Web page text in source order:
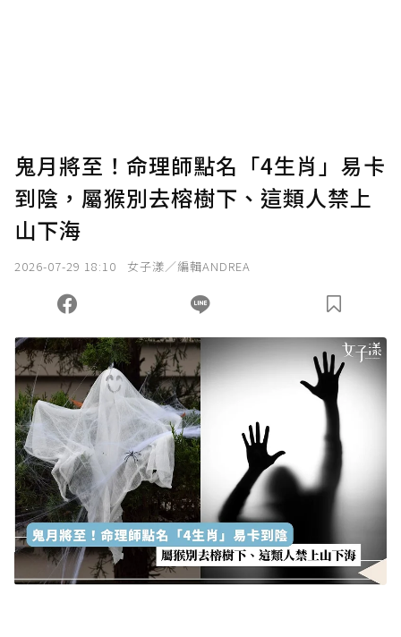
鬼月將至！命理師點名「4生肖」易卡
到陰，屬猴別去榕樹下、這類人禁上
山下海
2026-07-29 18:10 女子漾／編輯ANDREA